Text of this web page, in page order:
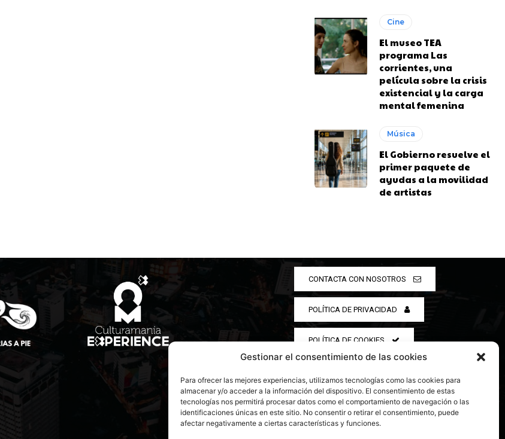
Gestionar el consentimiento de las cookies
Para ofrecer las mejores experiencias, utilizamos tecnologías como las cookies para
almacenar y/o acceder a la información del dispositivo. El consentimiento de estas
tecnologías nos permitirá procesar datos como el comportamiento de navegación o las
identificaciones únicas en este sitio. No consentir o retirar el consentimiento, puede
afectar negativamente a ciertas características y funciones.
Cine
El museo TEA
programa Las
corrientes, una
película sobre la crisis
existencial y la carga
mental femenina
Música
El Gobierno resuelve el
primer paquete de
ayudas a la movilidad
de artistas
CONTACTA CON NOSOTROS
POLÍTICA DE PRIVACIDAD
POLÍTICA DE COOKIES